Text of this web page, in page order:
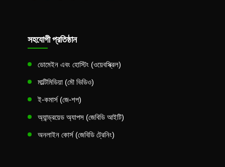
সহযোগী প্রতিষ্ঠান
ডোমেইন এবং হোস্টিং (ওয়েবস্ক্রিল)
মাল্টিমিডিয়া (মৌ ভিডিও)
ই-কমার্স (জে-শপ)
অ্যান্ড্রয়েড অ্যাপস (জেবিডি আইটি)
অনলাইন কোর্স (জেবিডি ট্রেনিং)